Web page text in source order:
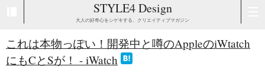
STYLE4 Design
大人の好奇心をシゲキする、クリエイティブマガジン
これは本物っぽい！開発中と噂のAppleのiWtatch
にもCとSが！ - iWatch